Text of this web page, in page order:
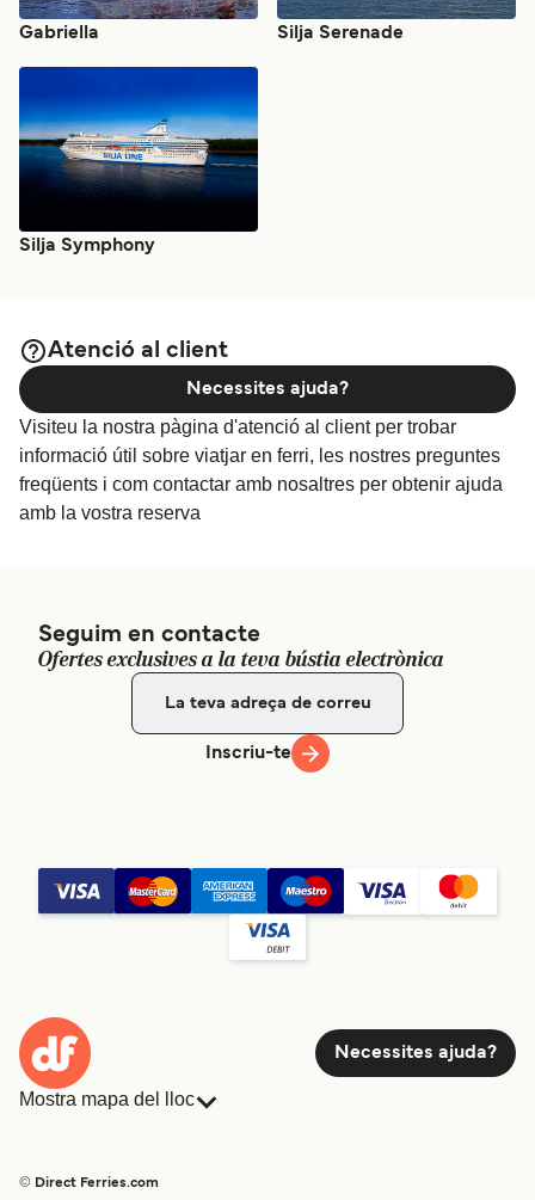
Gabriella Silja Serenade
Silja Symphony
Atenció al client
Visiteu la nostra pàgina d'atenció al client per trobar
informació útil sobre viatjar en ferri, les nostres preguntes
freqüents i com contactar amb nosaltres per obtenir ajuda
amb la vostra reserva
Necessites ajuda?
Seguim en contacte
Ofertes exclusives a la teva bústia electrònica
Inscriu-te
Necessites ajuda?
Mostra mapa del lloc
Països
© Direct Ferries.com